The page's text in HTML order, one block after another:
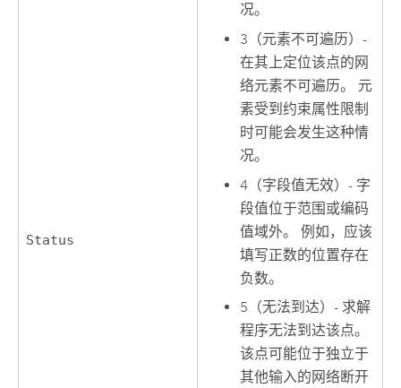
Status
况。
3（元素不可遍历）-
在其上定位该点的网
络元素不可遍历。 元
素受到约束属性限制
时可能会发生这种情
况。
4（字段值无效）- 字
段值位于范围或编码
值域外。 例如，应该
填写正数的位置存在
负数。
5（无法到达）- 求解
程序无法到达该点。
该点可能位于独立于
其他输入的网络断开